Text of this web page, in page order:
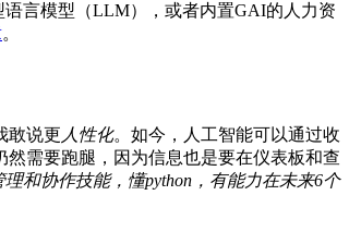
言模型（LLM），或者内置GAI的人力资
。
敢说更 人性化。如今，人工智能可以通过收
需要跑腿，因为信息也是要在仪表板和查
和协作技能，懂python，有能力在未来6个